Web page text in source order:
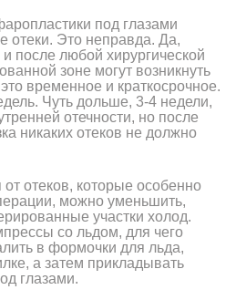
под глазами
отеки. Это неправда. Да,
и после любой хирургической
зоне могут возникнуть
временное и краткосрочное.
Чуть дольше, 3-4 недели,
отечности, но после
никаких отеков не должно
отеков, которые особенно
можно уменьшить,
участки холод.
со льдом, для чего
в формочки для льда,
а затем прикладывать
глазами.